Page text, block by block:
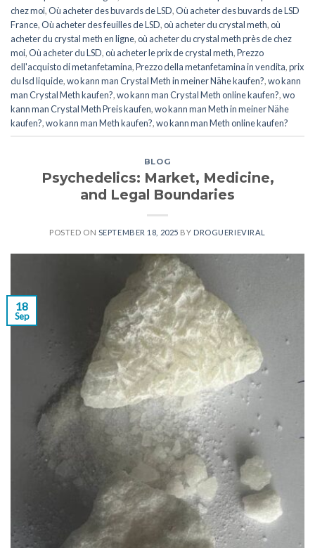
chez moi,Où acheter des buvards de LSD,Où acheter des buvards de LSD
France,Où acheter des feuilles de LSD,où acheter du crystal meth,où
acheter du crystal meth en ligne,où acheter du crystal meth près de chez
moi,Où acheter du LSD,où acheter le prix de crystal meth,Prezzo
dell'acquisto di metanfetamina,Prezzo della metanfetamina in vendita,prix
du lsd liquide,wo kann man Crystal Meth in meiner Nähe kaufen?,wo kann
man Crystal Meth kaufen?,wo kann man Crystal Meth online kaufen?,wo
kann man Crystal Meth Preis kaufen,wo kann man Meth in meiner Nähe
kaufen?,wo kann man Meth kaufen?,wo kann man Meth online kaufen?
BLOG
Psychedelics: Market, Medicine,
and Legal Boundaries
POSTED ON SEPTEMBER 18, 2025 BY DROGUERIEVIRAL
18
Sep